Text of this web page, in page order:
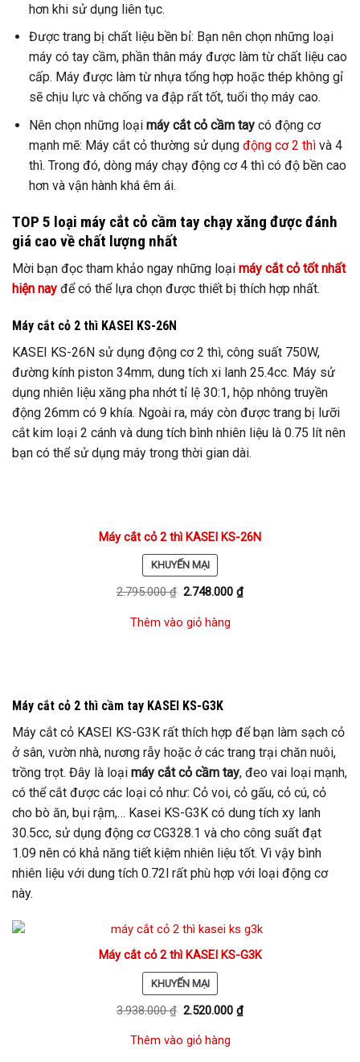
hơn khi sử dụng liên tục.
Được trang bị chất liệu bền bỉ: Bạn nên chọn những loại
máy có tay cầm, phần thân máy được làm từ chất liệu cao
cấp. Máy được làm từ nhựa tổng hợp hoặc thép không gỉ
sẽ chịu lực và chống va đập rất tốt, tuổi thọ máy cao.
Nên chọn những loại máy cắt cỏ cầm taycó động cơ
mạnh mẽ: Máy cắt cỏ thường sử dụng động cơ 2 thìvà 4
thì. Trong đó, dòng máy chạy động cơ 4 thì có độ bền cao
hơn và vận hành khá êm ái.
TOP 5 loại máy cắt cỏ cầm tay chạy xăng được đánh
giá cao về chất lượng nhất
Mời bạn đọc tham khảo ngay những loại máy cắt cỏ tốt nhất
hiện nay để có thể lựa chọn được thiết bị thích hợp nhất.
Máy cắt cỏ 2 thì KASEI KS-26N
KASEI KS-26N sử dụng động cơ 2 thì, công suất 750W,
đường kính piston 34mm, dung tích xi lanh 25.4cc. Máy sử
dụng nhiên liệu xăng pha nhớt tỉ lệ 30:1, hộp nhông truyền
động 26mm có 9 khía. Ngoài ra, máy còn được trang bị lưỡi
cắt kim loại 2 cánh và dung tích bình nhiên liệu là 0.75 lít nên
bạn có thể sử dụng máy trong thời gian dài.
Máy cắt cỏ 2 thì KASEI KS-26N
KHUYẾN MẠIS
Ả
N
H
N
G
I
Ả
M
Á
2.795.000₫ 2.748.000₫
Thêm vào giỏ hàng
Máy cắt cỏ 2 thì cầm tay KASEI KS-G3K
Máy cắt cỏ KASEI KS-G3K rất thích hợp để bạn làm sạch cỏ
ở sân, vườn nhà, nương rẫy hoặc ở các trang trại chăn nuôi,
trồng trọt. Đây là loại máy cắt cỏ cầm tay, đeo vai loại mạnh,
có thể cắt được các loại cỏ như: Cỏ voi, cỏ gấu, cỏ cú, cỏ
cho bò ăn, bụi rậm,… Kasei KS-G3K có dung tích xy lanh
30.5cc, sử dụng động cơ CG328.1 và cho công suất đạt
1.09 nên có khả năng tiết kiệm nhiên liệu tốt. Vì vậy bình
nhiên liệu với dung tích 0.72l rất phù hợp với loại động cơ
này.
Máy cắt cỏ 2 thì KASEI KS-G3K
KHUYẾN MẠISẢN
PHẨM
ĐANG
GIÁ
3.938.000₫ 2.520.000₫
Thêm vào giỏ hàng